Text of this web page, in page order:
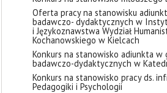
Oferta pracy na stanowisku
badawczo- dydaktycznych w
i Językoznawstwa Wydział
Kochanowskiego w Kielcach
Konkurs na stanowisko adiunkta
badawczo-dydaktycznych w
Konkurs na stanowisko pracy ds.
Pedagogiki i Psychologii